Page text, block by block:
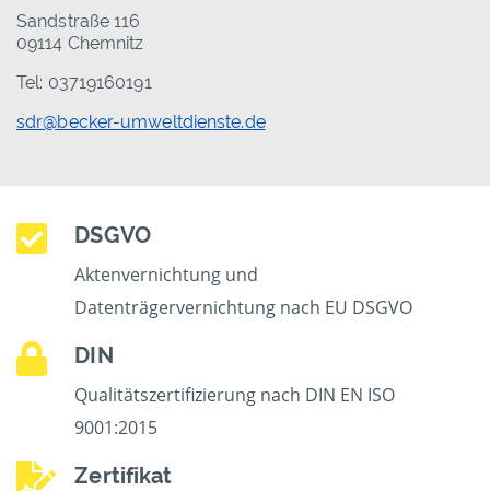
Sandstraße 116
09114 Chemnitz
Tel: 03719160191
sdr@becker-umweltdienste.de
DSGVO
Aktenvernichtung und
Datenträgervernichtung nach EU DSGVO
DIN
Qualitätszertifizierung nach DIN EN ISO
9001:2015
Zertifikat